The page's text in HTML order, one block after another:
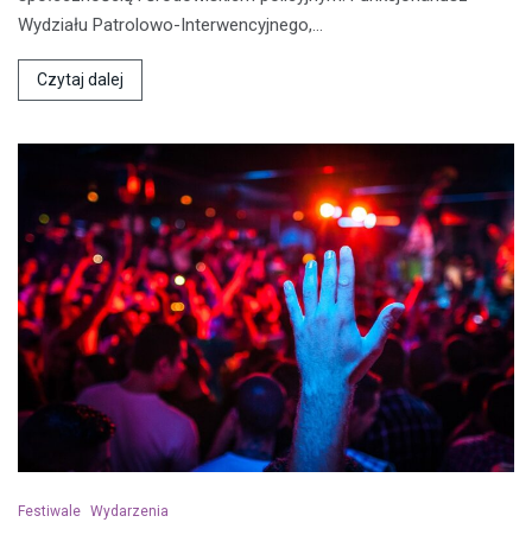
Wydziału Patrolowo-Interwencyjnego,…
Czytaj dalej
Festiwale Wydarzenia